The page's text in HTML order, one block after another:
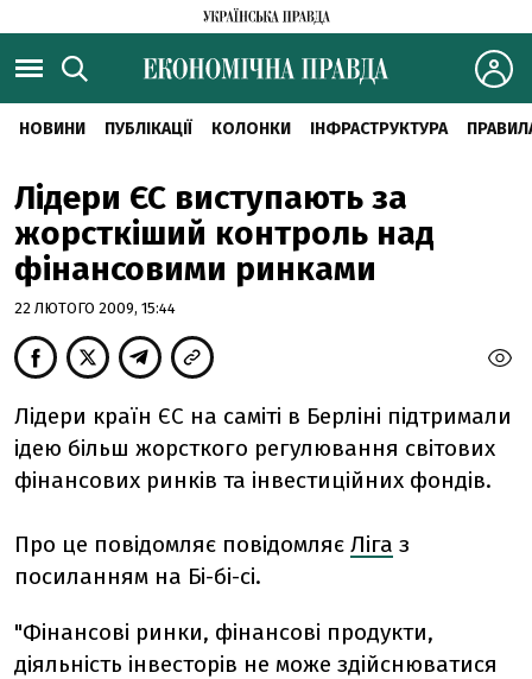
НОВИНИ ПУБЛІКАЦІЇ КОЛОНКИ ІНФРАСТРУКТУРА
Лідери ЄС виступають за
жорсткіший контроль над
фінансовими ринками
22 ЛЮТОГО 2009, 15:44
Лідери країн ЄС на саміті в Берліні підтримали
ідею більш жорсткого регулювання світових
фінансових ринків та інвестиційних фондів.
Про це повідомляє повідомляє Ліга з
посиланням на Бі-бі-сі.
"Фінансові ринки, фінансові продукти,
діяльність інвесторів не може здійснюватися